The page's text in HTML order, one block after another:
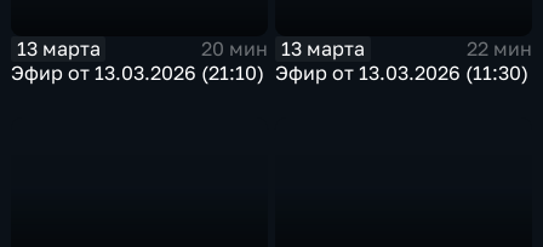
13 марта
20 мин
Эфир от 13.03.2026 (21:10)
13 марта
22 мин
Эфир от 13.03.2026 (11:30)